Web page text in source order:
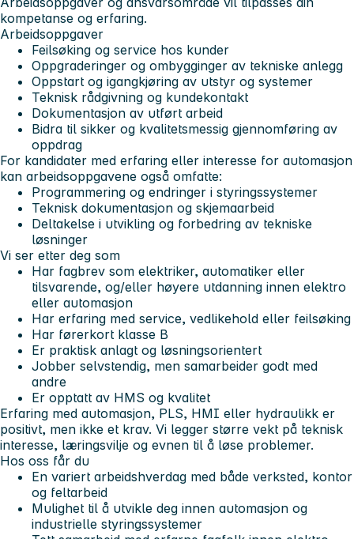
kompetanse og erfaring.
Arbeidsoppgaver
Feilsøking og service hos kunder
Oppgraderinger og ombygginger av tekniske anlegg
Oppstart og igangkjøring av utstyr og systemer
Teknisk rådgivning og kundekontakt
Dokumentasjon av utført arbeid
Bidra til sikker og kvalitetsmessig gjennomføring av
oppdrag
For kandidater med erfaring eller interesse for automasjon
kan arbeidsoppgavene også omfatte:
Programmering og endringer i styringssystemer
Teknisk dokumentasjon og skjemaarbeid
Deltakelse i utvikling og forbedring av tekniske
løsninger
Vi ser etter deg som
Har fagbrev som elektriker, automatiker eller
tilsvarende, og/eller høyere utdanning innen elektro
eller automasjon
Har erfaring med service, vedlikehold eller feilsøking
Har førerkort klasse B
Er praktisk anlagt og løsningsorientert
Jobber selvstendig, men samarbeider godt med
andre
Er opptatt av HMS og kvalitet
Erfaring med automasjon, PLS, HMI eller hydraulikk er
positivt, men ikke et krav. Vi legger større vekt på teknisk
interesse, læringsvilje og evnen til å løse problemer.
Hos oss får du
En variert arbeidshverdag med både verksted, kontor
og feltarbeid
Mulighet til å utvikle deg innen automasjon og
industrielle styringssystemer